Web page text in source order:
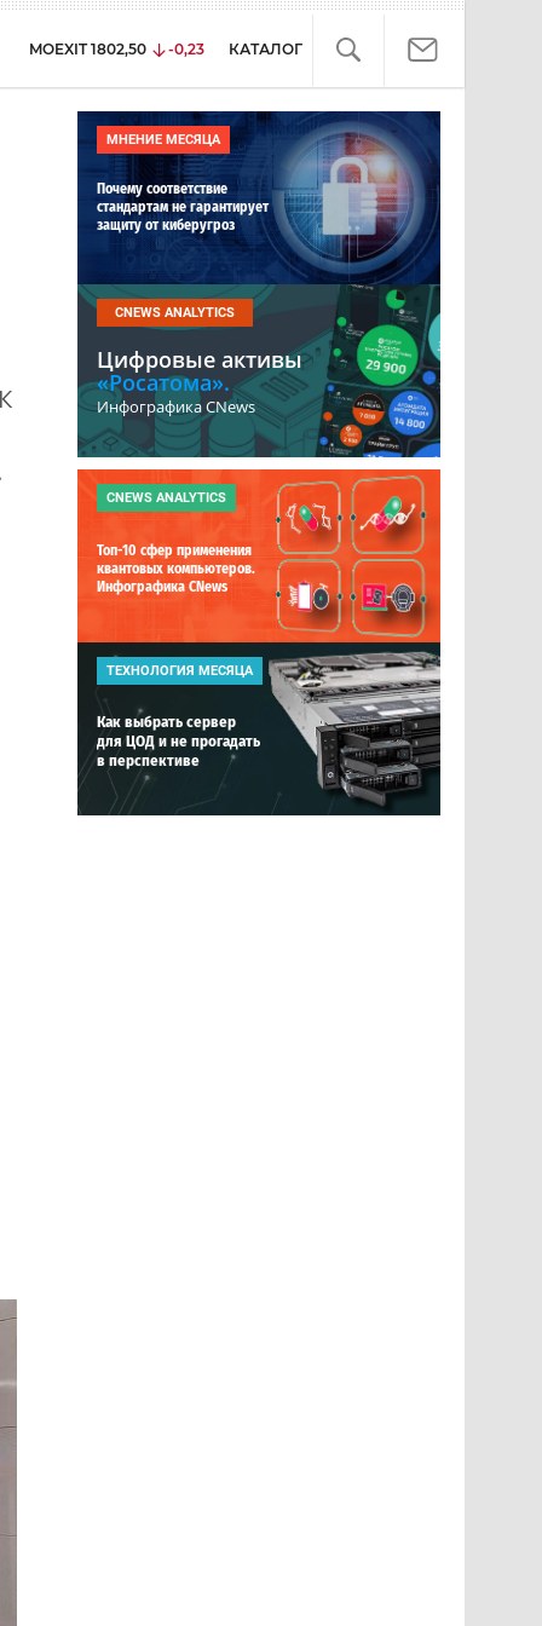
MOEXIT 1802,50 -0,23 КАТАЛОГ
МНЕНИЕ МЕСЯЦА
Почему соответствие
стандартам не гарантирует
защиту от киберугроз
CNEWS ANALYTICS
Цифровые активы
«Росатома».
Инфографика CNews
CNEWS ANALYTICS
Топ-10 сфер применения
квантовых компьютеров.
Инфографика CNews
ТЕХНОЛОГИЯ МЕСЯЦА
Как выбрать сервер
для ЦОД и не прогадать
в перспективе